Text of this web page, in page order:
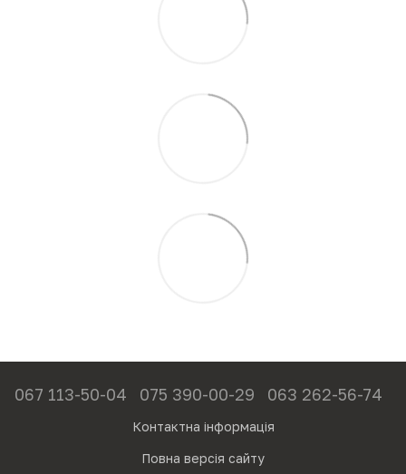
067 113-50-04 075 390-00-29 063 262-56-74
Контактна інформація
Повна версія сайту